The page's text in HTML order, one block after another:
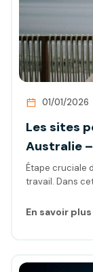
01/01/2026
Les sites
Australie
Étape cruciale
travail. Dans
secteurs
En savoir plus